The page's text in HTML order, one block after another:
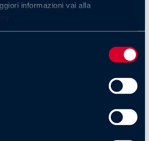
informazioni vai alla
Serie A:
e
che si aggira intorno ai 65 milioni di